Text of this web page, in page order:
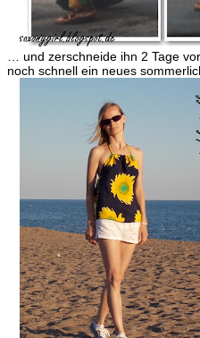
… und zerschneide ihn 2 Tage
noch schnell ein neues